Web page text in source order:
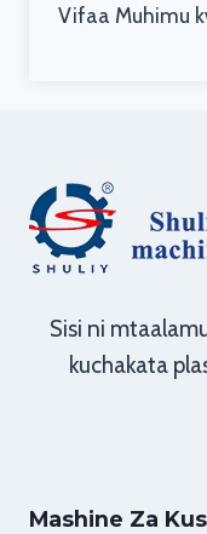
Vifaa Muhimu
Sisi ni
kuchakata
Mashine Za